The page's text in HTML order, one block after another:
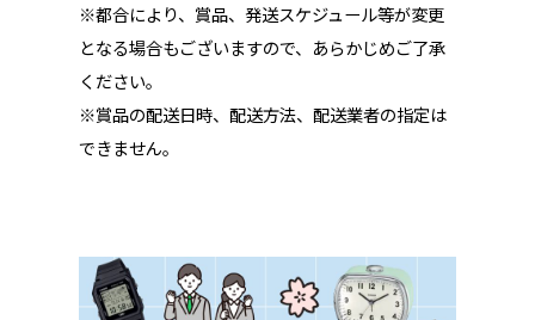
※都合により、賞品、発送スケジュール等が変更
となる場合もございますので、あらかじめご了承
ください。
※賞品の配送日時、配送方法、配送業者の指定は
できません。